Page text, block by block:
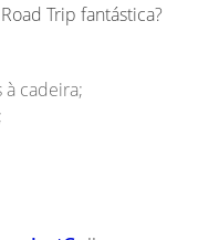
Trip fantástica?
cadeira;